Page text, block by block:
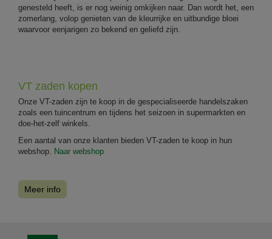
genesteld heeft, is er nog weinig omkijken naar. Dan wordt het, een
zomerlang, volop genieten van de kleurrijke en uitbundige bloei
waarvoor eenjarigen zo bekend en geliefd zijn.
VT zaden kopen
Onze VT-zaden zijn te koop in de gespecialiseerde handelszaken
zoals een tuincentrum en tijdens het seizoen in supermarkten en
doe-het-zelf winkels.
Een aantal van onze klanten bieden VT-zaden te koop in hun
webshop. Naar webshop
Meer info